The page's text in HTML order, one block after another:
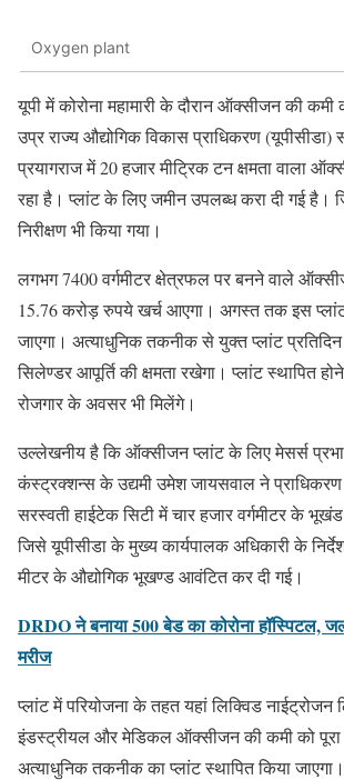
Oxygen plant
यूपी में कोरोना महामारी के दौरान ऑक्सीजन की
उप्र राज्य औद्योगिक विकास प्राधिकरण (यूपीसीडा)
प्रयागराज में 20 हजार मीट्रिक टन क्षमता वाला
रहा है। प्लांट के लिए जमीन उपलब्ध करा दी गई है।
निरीक्षण भी किया गया।
लगभग 7400 वर्गमीटर क्षेत्रफल पर बनने वाले
15.76 करोड़ रुपये खर्च आएगा। अगस्त तक इस
जाएगा। अत्याधुनिक तकनीक से युक्त प्लांट
सिलेण्डर आपूर्ति की क्षमता रखेगा। प्लांट स्थापित
रोजगार के अवसर भी मिलेंगे।
उल्लेखनीय है कि ऑक्सीजन प्लांट के लिए मेसर्स प्रभा
कंस्ट्रक्शन्स के उद्यमी उमेश जायसवाल ने प्राधिकरण
सरस्वती हाईटेक सिटी में चार हजार वर्गमीटर के
जिसे यूपीसीडा के मुख्य कार्यपालक अधिकारी के
मीटर के औद्योगिक भूखण्ड आवंटित कर दी गई।
DRDO ने बनाया 500 बेड का कोरोना हॉस्पिटल,
मरीज
प्लांट में परियोजना के तहत यहां लिक्विड
इंडस्ट्रीयल और मेडिकल ऑक्सीजन की कमी को
अत्याधुनिक तकनीक का प्लांट स्थापित किया